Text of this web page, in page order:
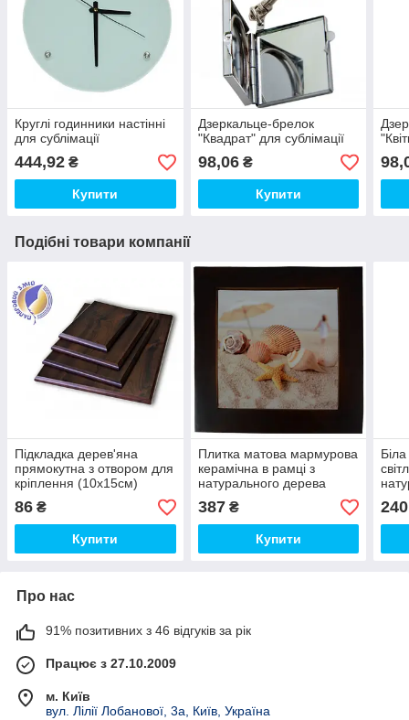
Круглі годинники настінні
для сублімації
444,92 ₴
Купити
Дзеркальце-брелок
"Квадрат" для сублімації
98,06₴
Купити
Подібні товари компанії
Підкладка дерев'яна
прямокутна з отвором для
кріплення (10х15см)
86 ₴
Купити
Плитка матова мармурова
керамічна в рамці з
натурального дерева
387₴
Купити
240
Про нас
91% позитивних з 46 відгуків за рік
Працює з 27.10.2009
м. Київ
вул. Лілії Лобанової, 3а, Київ, Україна